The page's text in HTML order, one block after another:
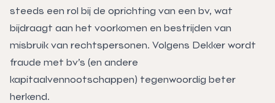
steeds een rol bij de oprichting van een bv, wat
bijdraagt aan het voorkomen en bestrijden van
misbruik van rechtspersonen. Volgens Dekker wordt
fraude met bv’s (en andere
kapitaalvennootschappen) tegenwoordig beter
herkend.